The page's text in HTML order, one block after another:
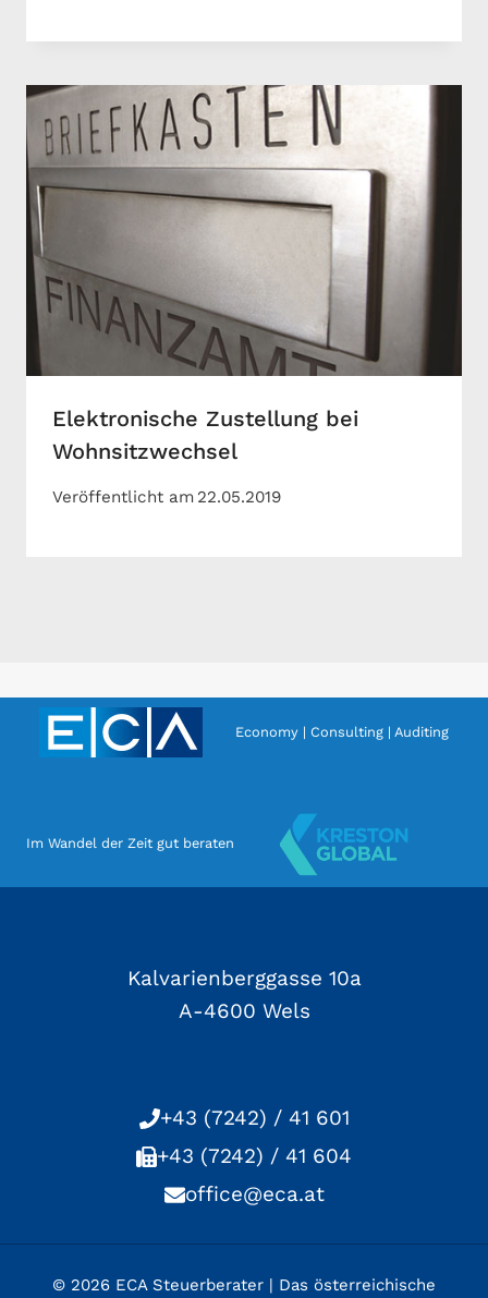
Elektronische Zustellung bei
Wohnsitzwechsel
Veröffentlicht am 22.05.2019
Economy | Consulting | Auditing
Im Wandel der Zeit gut beraten
Kalvarienberggasse 10a
A-4600 Wels
+43 (7242) / 41 601
+43 (7242) / 41 604
office@eca.at
© 2026 ECA Steuerberater | Das österreichische